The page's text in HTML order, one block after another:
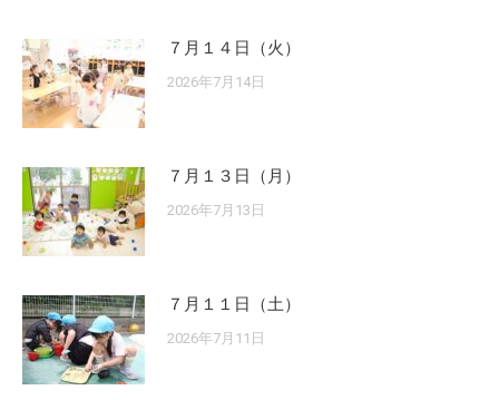
７月１４日（火）
2026年7月14日
７月１３日（月）
2026年7月13日
７月１１日（土）
2026年7月11日